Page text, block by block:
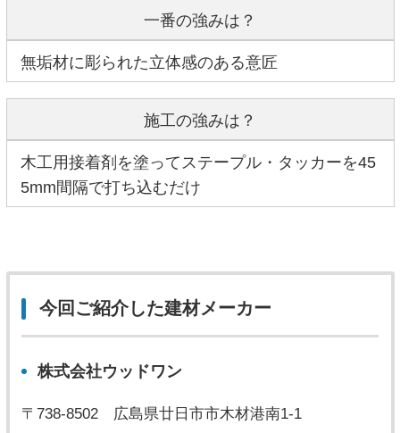
一番の強みは？
無垢材に彫られた立体感のある意匠
施工の強みは？
木工用接着剤を塗ってステープル・タッカーを45
5mm間隔で打ち込むだけ
今回ご紹介した建材メーカー
株式会社ウッドワン
〒738-8502 広島県廿日市市木材港南1-1